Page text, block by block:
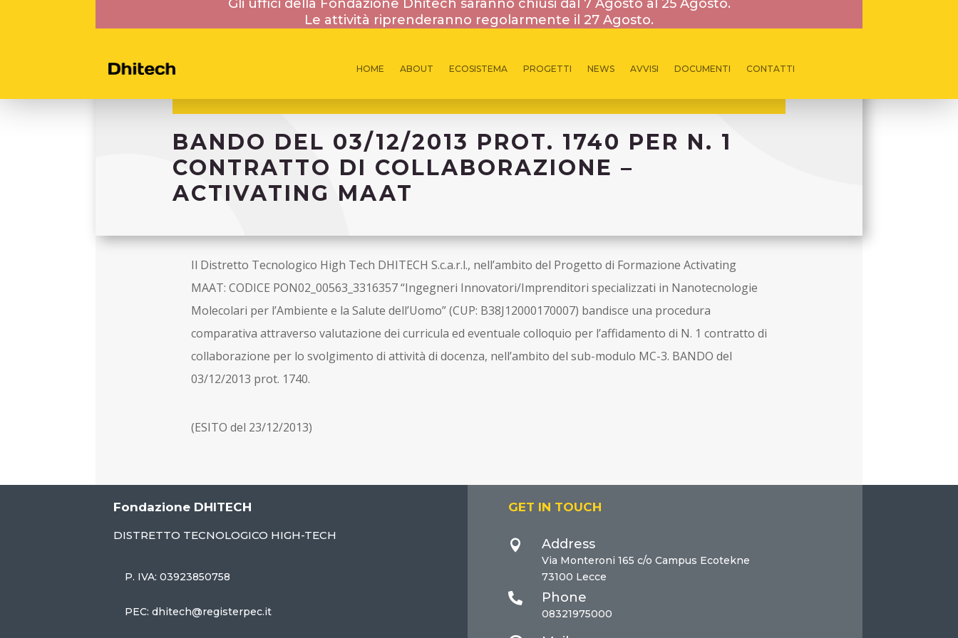
Gli uffici della Fondazione Dhitech saranno chiusi dal 7 Agosto al 25 Agosto.
Le attività riprenderanno regolarmente il 27 Agosto.
HOME ABOUT ECOSISTEMA PROGETTI NEWS AVVISI DOCUMENTI CONTATTI
BANDO DEL 03/12/2013 PROT. 1740 PER N. 1
CONTRATTO DI COLLABORAZIONE –
ACTIVATING MAAT
Il Distretto Tecnologico High Tech DHITECH S.c.a.r.l., nell’ambito del Progetto di Formazione Activating
MAAT: CODICE PON02_00563_3316357 “Ingegneri Innovatori/Imprenditori specializzati in Nanotecnologie
Molecolari per l’Ambiente e la Salute dell’Uomo” (CUP: B38J12000170007) bandisce una procedura
comparativa attraverso valutazione dei curricula ed eventuale colloquio per l’affidamento di N. 1 contratto di
collaborazione per lo svolgimento di attività di docenza, nell’ambito del sub-modulo MC-3. BANDO del
03/12/2013 prot. 1740.
(ESITO del 23/12/2013)
Fondazione DHITECH
DISTRETTO TECNOLOGICO HIGH-TECH
P. IVA: 03923850758
PEC: dhitech@registerpec.it
GET IN TOUCH
 Address
Via Monteroni 165 c/o Campus Ecotekne
73100 Lecce
 Phone
08321975000